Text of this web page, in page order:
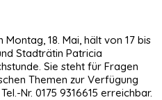
18. Mai, hält von 17 bis
Stadträtin Patricia
Sie steht für Fragen
Themen zur Verfügung
Nr. 0175 9316615 erreichbar.